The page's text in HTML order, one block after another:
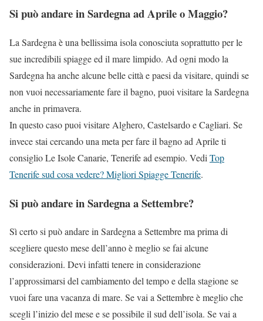
Si può andare in Sardegna ad Aprile o Maggio?
La Sardegna è una bellissima isola conosciuta soprattutto per le
sue incredibili spiagge ed il mare limpido. Ad ogni modo la
Sardegna ha anche alcune belle città e paesi da visitare, quindi se
non vuoi necessariamente fare il bagno, puoi visitare la Sardegna
anche in primavera.
In questo caso puoi visitare Alghero, Castelsardo e Cagliari. Se
invece stai cercando una meta per fare il bagno ad Aprile ti
consiglio Le Isole Canarie, Tenerife ad esempio. Vedi Top
Tenerife sud cosa vedere? Migliori Spiagge Tenerife.
Si può andare in Sardegna a Settembre?
Sì certo si può andare in Sardegna a Settembre ma prima di
scegliere questo mese dell’anno è meglio se fai alcune
considerazioni. Devi infatti tenere in considerazione
l’approssimarsi del cambiamento del tempo e della stagione se
vuoi fare una vacanza di mare. Se vai a Settembre è meglio che
scegli l’inizio del mese e se possibile il sud dell’isola. Se vai a